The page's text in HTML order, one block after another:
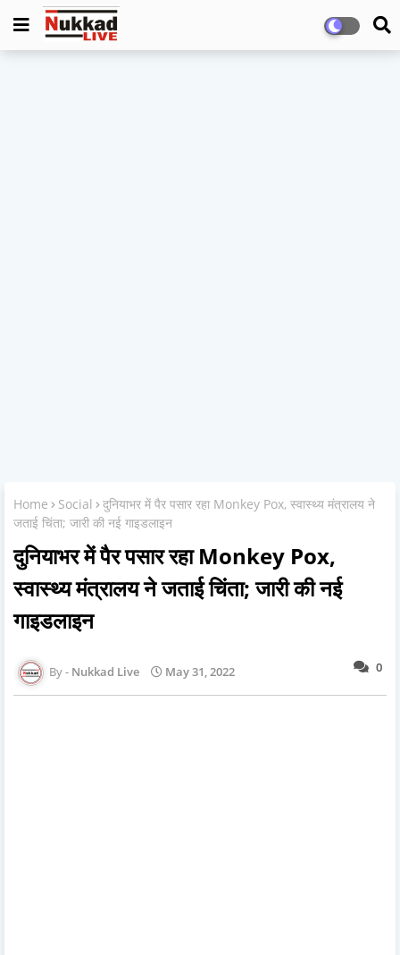
Home Social
दुनियाभर में पैर पसार रहा Monkey Pox, स्वास्थ्य मंत्रालय ने
जताई चिंता; जारी की नई गाइडलाइन
दुनियाभर में पैर पसार रहा Monkey Pox,
स्वास्थ्य मंत्रालय ने जताई चिंता; जारी की नई
गाइडलाइन
0
Nukkad Live May 31, 2022